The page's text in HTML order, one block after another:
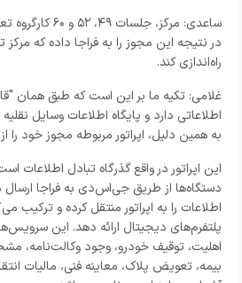
ساعدی: مرکز،
در نتیجه این مجوز را به فراجا داده که
راه‌اندازی کند.
اطلاعاتی دارد و پایگاه اطلاعات وسایل
به همین دلیل، اپراتور مربوطه مجوز خود را
این اپراتور در واقع گذرگاه تبادل
دستگاه‌ها از طریق جی‌اس‌دی به فراجا
اطلاعات را به اپراتور منتقل کرده و ترکیب
پلتفرم‌های دیجیتال ارائه دهد. این
اهلیت، توقیف خودرو، وجود وکالت‌نامه،
بیمه، تعویض پلاک، معاینه فنی، مالیات